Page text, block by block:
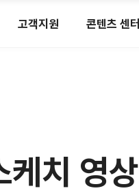
고객지원 콘텐츠 센터
치 영상